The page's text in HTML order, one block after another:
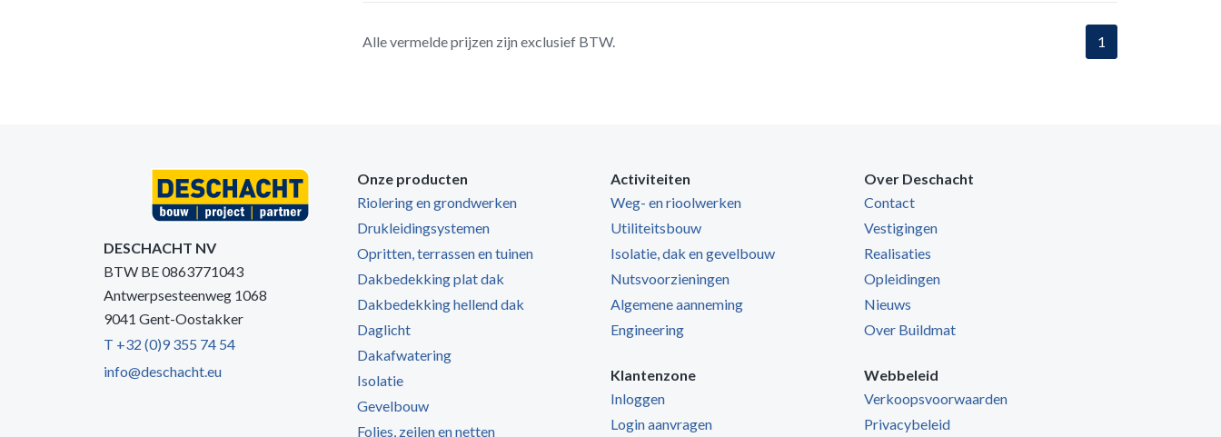
Alle vermelde prijzen zijn exclusief BTW. 1
DESCHACHT NV
BTW BE 0863771043
Antwerpsesteenweg 1068
9041 Gent-Oostakker
T +32 (0)9 355 74 54
info@deschacht.eu
Onze producten
Riolering en grondwerken
Drukleidingsystemen
Opritten, terrassen en tuinen
Dakbedekking plat dak
Dakbedekking hellend dak
Daglicht
Dakafwatering
Isolatie
Gevelbouw
Folies, zeilen en netten
Activiteiten
Weg- en rioolwerken
Utiliteitsbouw
Isolatie, dak en gevelbouw
Nutsvoorzieningen
Algemene aanneming
Engineering
Klantenzone
Inloggen
Login aanvragen
Over Deschacht
Contact
Vestigingen
Realisaties
Opleidingen
Nieuws
Over Buildmat
Webbeleid
Verkoopsvoorwaarden
Privacybeleid